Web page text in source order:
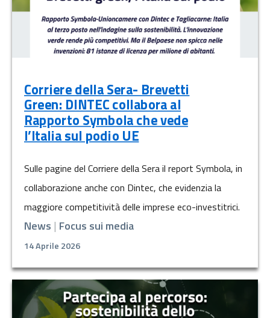
Corriere della Sera- Brevetti
Green: DINTEC collabora al
Rapporto Symbola che vede
l’Italia sul podio UE
Sulle pagine del Corriere della Sera il report Symbola, in
collaborazione anche con Dintec, che evidenzia la
maggiore competitività delle imprese eco-investitrici.
News | Focus sui media
14 Aprile 2026